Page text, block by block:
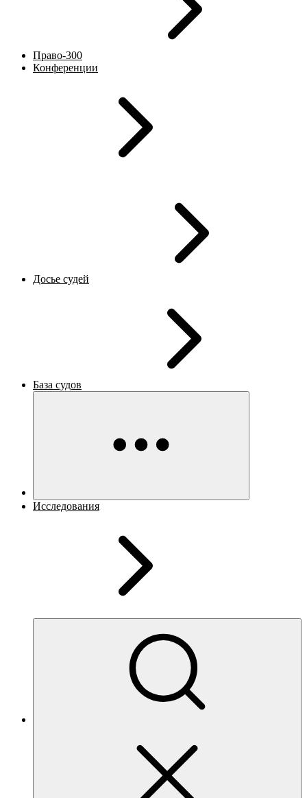
Право-300
Конференции
Досье судей
База судов
Исследования